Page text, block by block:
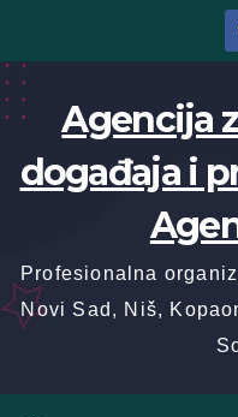
content
Agencija
događaja i
Profesionalna
Novi Sad, Niš,